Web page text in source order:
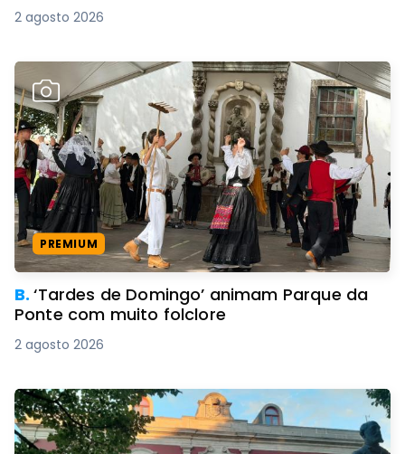
2 agosto 2026
PREMIUM
B.‘Tardes de Domingo’ animam Parque da
Ponte com muito folclore
2 agosto 2026